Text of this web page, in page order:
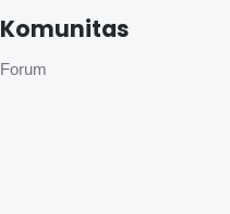
Komunitas
Forum